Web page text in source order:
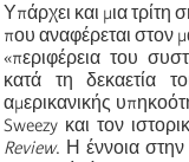
Υπάρχει και μια τρίτη
που αναφέρεται στον
«περιφέρεια του
κατά τη δεκαετία
αμερικανικής
Sweezy και τον
Review. Η έννοια